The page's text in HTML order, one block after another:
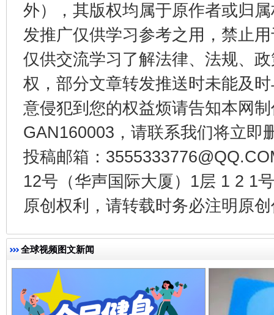
外），其版权均属于原作者或归
发推广仅供学习参考之用，禁止
仅供交流学习了解法律、法规、
权，部分文章转发推送时未能及
意侵犯到您的权益烦请告知本网
GAN160003，请联系我们将立即
投稿邮箱：
12号（华声国际大厦）1层 1 2 1
原创权利，请转载时务必注明原
全球视频图文新闻
揭开“小金库”的免责幌子
受贿1.44亿！段成刚被判无期 从幼